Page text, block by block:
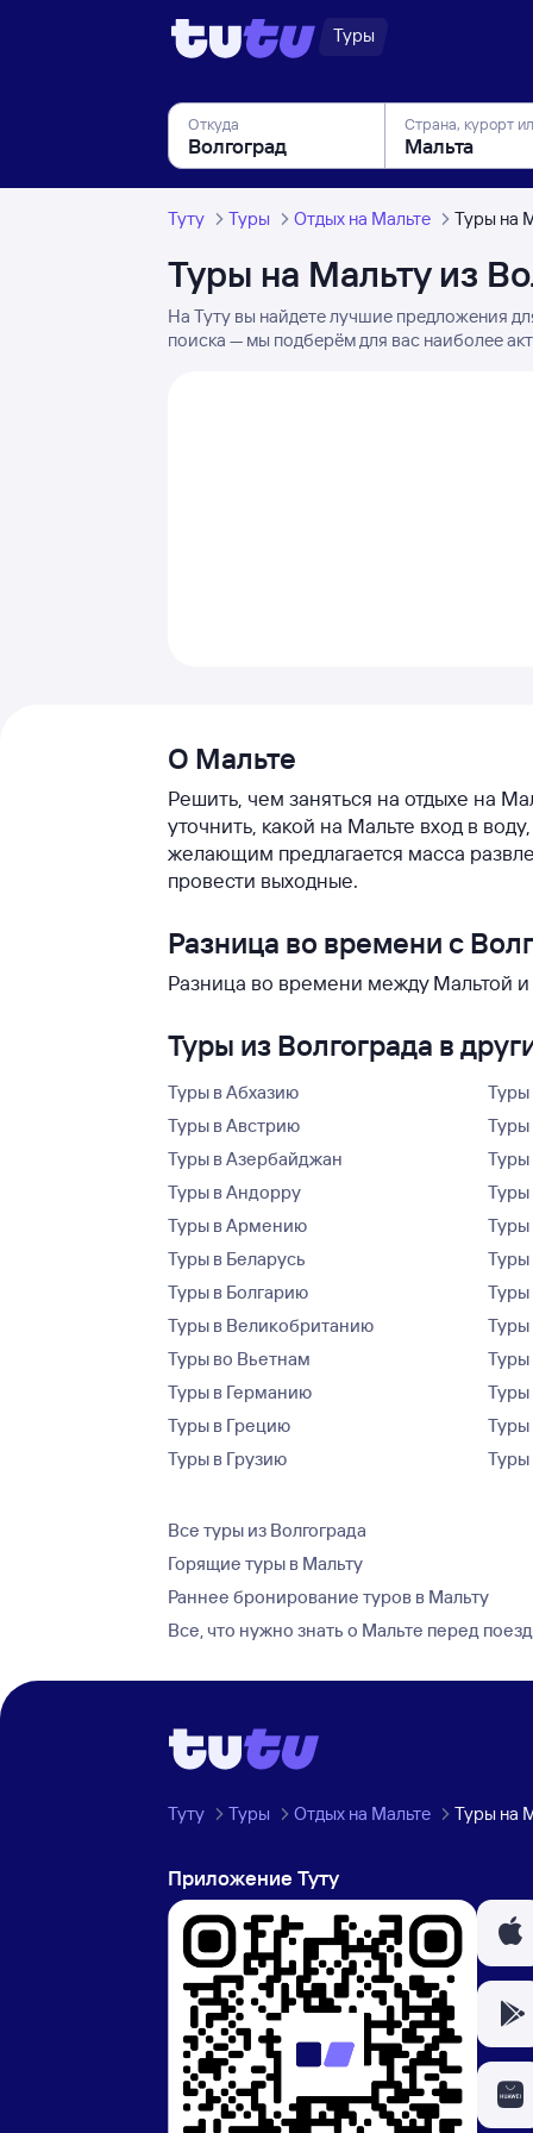
Туры
Откуда Страна, курорт
Туту Туры Отдых на Мальте Туры на
Туры на Мальту из
На Туту вы найдете лучшие предложения
поиска — мы подберём для вас наиболее
О Мальте
Решить, чем заняться на отдыхе на
уточнить, какой на Мальте вход в
желающим предлагается масса
провести выходные.
Разница во времени с
Разница во времени между Мальтой и
Туры из Волгограда в
Туры в Абхазию
Туры в Австрию
Туры в Азербайджан
Туры в Андорру
Туры в Армению
Туры в Беларусь
Туры в Болгарию
Туры в Великобританию
Туры во Вьетнам
Туры в Германию
Туры в Грецию
Туры в Грузию
Туры
Туры
Туры
Туры
Туры
Туры
Все туры из Волгограда
Горящие туры в Мальту
Раннее бронирование туров в Мальту
Все, что нужно знать о Мальте перед
Туту Туры Отдых на Мальте Туры на
Приложение Туту